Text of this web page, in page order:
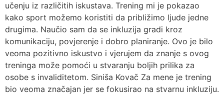
učenju iz različitih iskustava. Trening mi je pokazao
kako sport možemo koristiti da približimo ljude jedne
drugima. Naučio sam da se inkluzija gradi kroz
komunikaciju, povjerenje i dobro planiranje. Ovo je bilo
veoma pozitivno iskustvo i vjerujem da znanje s ovog
treninga može pomoći u stvaranju boljih prilika za
osobe s invaliditetom. Siniša Kovač Za mene je trening
bio veoma značajan jer se fokusirao na stvarnu inkluziju.